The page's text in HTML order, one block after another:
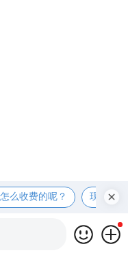
么收费的呢？ 现在有